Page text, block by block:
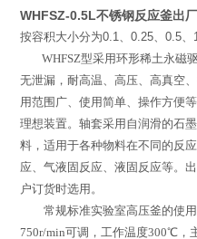
WHFSZ-0.5L不锈钢反应釜出
按容积大小分为0.1、0.25、0.5、
WHFSZ型采用环形稀土永磁
无泄漏，耐高温、高压、高真空
用范围广、使用简单、操作方便
理想装置。轴套采用自润滑的石
料，适用于各种物料在不同的反
应、气液固反应、液固反应等。
户订货时选用。
常规标准实验室高压釜的使用
750r/min 可调，工作温度300℃ ，